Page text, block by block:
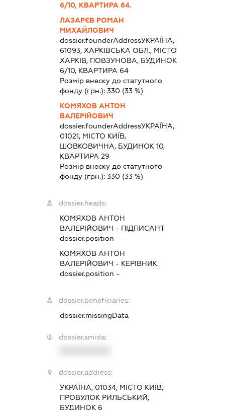
6/10, КВАРТИРА 64.
ЛАЗАРЄВ РОМАН
МИХАЙЛОВИЧ
dossier.founderAddressУКРАЇНА,
61093, ХАРКІВСЬКА ОБЛ., МІСТО
ХАРКІВ, ПОВЗУНОВА, БУДИНОК
6/10, КВАРТИРА 64
Розмір внеску до статутного
фонду (грн.): 330 (33 %)
КОМЯХОВ АНТОН
ВАЛЕРІЙОВИЧ
dossier.founderAddressУКРАЇНА,
01021, МІСТО КИЇВ,
ШОВКОВИЧНА, БУДИНОК 10,
КВАРТИРА 29
Розмір внеску до статутного
фонду (грн.): 330 (33 %)
dossier.heads:
КОМЯХОВ АНТОН
ВАЛЕРІЙОВИЧ - ПІДПИСАНТ
dossier.position -
КОМЯХОВ АНТОН
ВАЛЕРІЙОВИЧ - КЕРІВНИК
dossier.position -
dossier.beneficiaries:
dossier.missingData
dossier.smida:
dossier.address:
УКРАЇНА, 01034, МІСТО КИЇВ,
ПРОВУЛОК РИЛЬСЬКИЙ,
БУДИНОК 6